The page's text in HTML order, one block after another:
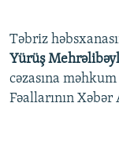
Təbriz
Yürüş
cəzasına
Fəallarının